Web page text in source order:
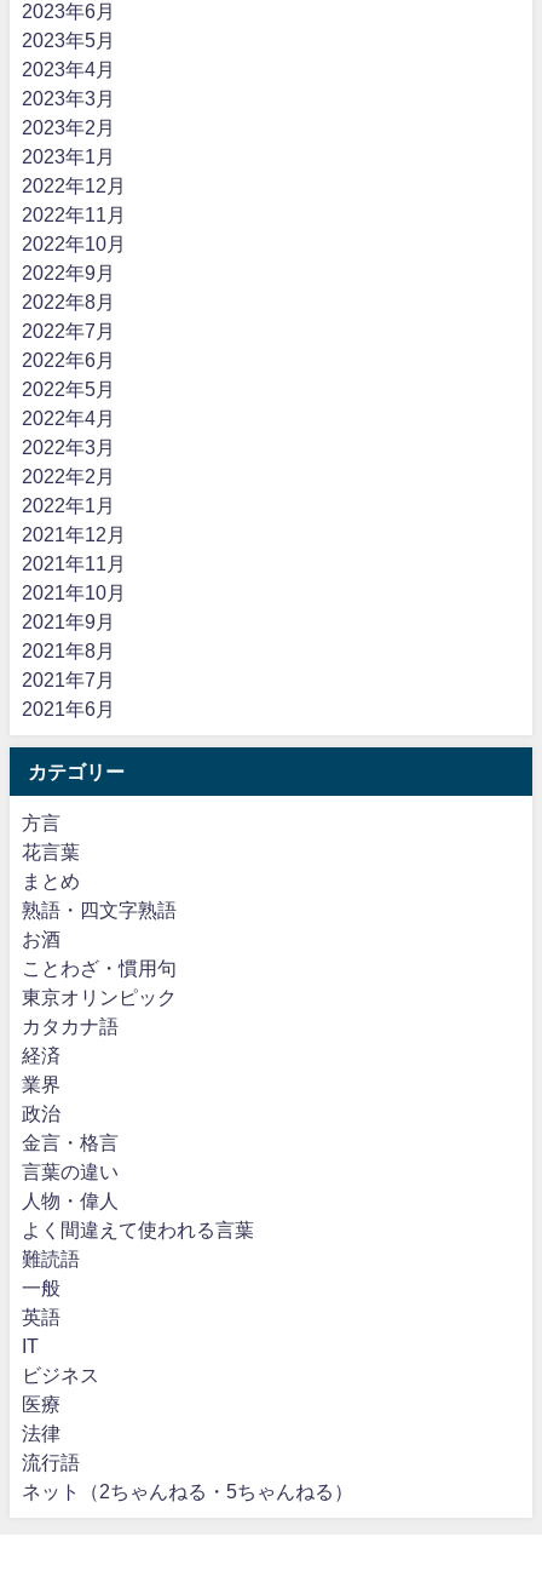
2023年6月
2023年5月
2023年4月
2023年3月
2023年2月
2023年1月
2022年12月
2022年11月
2022年10月
2022年9月
2022年8月
2022年7月
2022年6月
2022年5月
2022年4月
2022年3月
2022年2月
2022年1月
2021年12月
2021年11月
2021年10月
2021年9月
2021年8月
2021年7月
2021年6月
カテゴリー
方言
花言葉
まとめ
熟語・四文字熟語
お酒
ことわざ・慣用句
東京オリンピック
カタカナ語
経済
業界
政治
金言・格言
言葉の違い
人物・偉人
よく間違えて使われる言葉
難読語
一般
英語
IT
ビジネス
医療
法律
流行語
ネット（2ちゃんねる・5ちゃんねる）